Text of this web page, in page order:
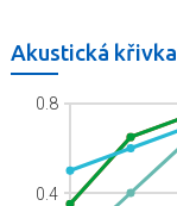
Akustická křivka
0.4
0.8